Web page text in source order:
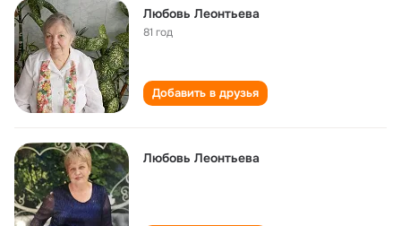
Любовь Леонтьева
81 год
Добавить в друзья
Любовь Леонтьева